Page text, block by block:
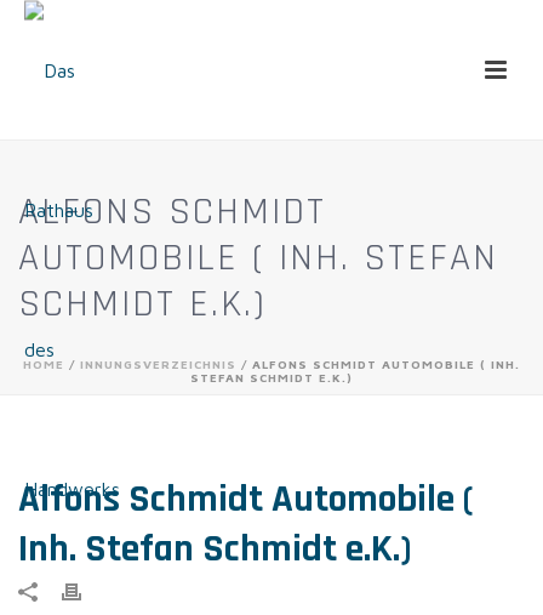
ALFONS SCHMIDT
AUTOMOBILE ( INH. STEFAN
SCHMIDT E.K.)
HOME / INNUNGSVERZEICHNIS / ALFONS SCHMIDT AUTOMOBILE ( INH.
STEFAN SCHMIDT E.K.)
Alfons Schmidt Automobile (
Inh. Stefan Schmidt e.K.)